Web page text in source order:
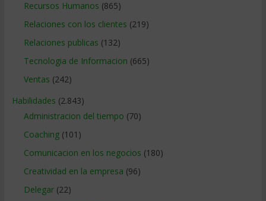
Recursos Humanos (865)
Relaciones con los clientes (219)
Relaciones publicas (132)
Tecnologia de Informacion (665)
Ventas (242)
Habilidades (2.843)
Administracion del tiempo (70)
Coaching(101)
Comunicacion en los negocios (180)
Creatividad en la empresa (96)
Delegar(22)